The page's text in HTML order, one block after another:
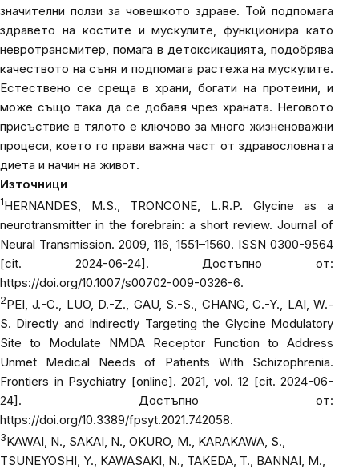
значителни ползи за човешкото здраве. Той подпомага
здравето на костите и мускулите, функционира като
невротрансмитер, помага в детоксикацията, подобрява
качеството на съня и подпомага растежа на мускулите.
Естествено се среща в храни, богати на протеини, и
може също така да се добавя чрез храната. Неговото
присъствие в тялото е ключово за много жизненоважни
процеси, което го прави важна част от здравословната
диета и начин на живот.
Източници
1HERNANDES, M.S., TRONCONE, L.R.P. Glycine as a
neurotransmitter in the forebrain: a short review. Journal of
Neural Transmission. 2009, 116, 1551–1560. ISSN 0300-9564
[cit. 2024-06-24]. Достъпно от:
https://doi.org/10.1007/s00702-009-0326-6.
2PEI, J.-C., LUO, D.-Z., GAU, S.-S., CHANG, C.-Y., LAI, W.-
S. Directly and Indirectly Targeting the Glycine Modulatory
Site to Modulate NMDA Receptor Function to Address
Unmet Medical Needs of Patients With Schizophrenia.
Frontiers in Psychiatry [online]. 2021, vol. 12 [cit. 2024-06-
24]. Достъпно от:
https://doi.org/10.3389/fpsyt.2021.742058.
3KAWAI, N., SAKAI, N., OKURO, M., KARAKAWA, S.,
TSUNEYOSHI, Y., KAWASAKI, N., TAKEDA, T., BANNAI, M.,